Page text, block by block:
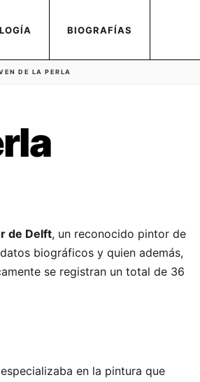
BIOGRAFÍAS
DE LA PERLA
de Delft, un reconocido pintor de
biográficos y quien además,
se registran un total de 36
en la pintura que